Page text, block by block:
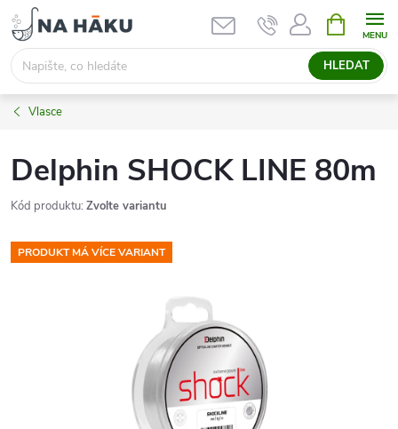
Přejít
na
obsah
HLEDAT
NÁKUPNÍ
KOŠÍK
Vlasce
Delphin SHOCK LINE 80m
Kód produktu: Zvolte variantu
PRODUKT MÁ VÍCE VARIANT